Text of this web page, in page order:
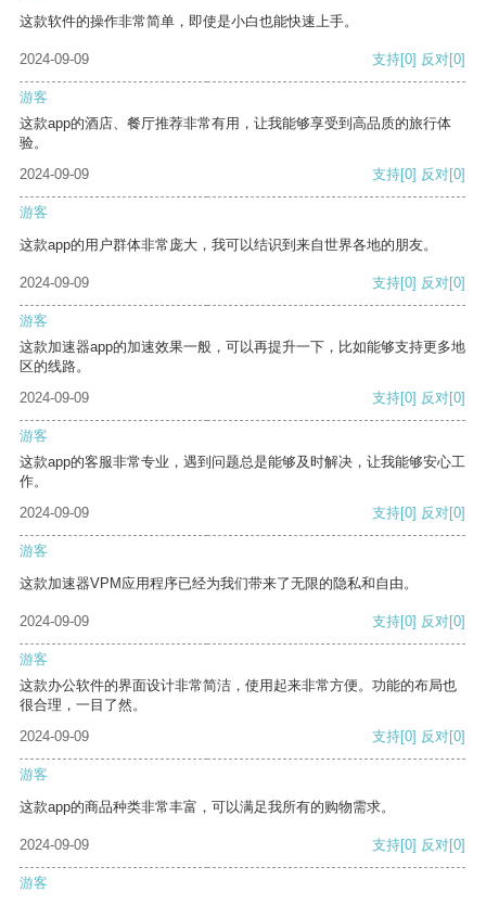
这款软件的操作非常简单，即使是小白也能快速上手。
2024-09-09 支持[0] 反对[0]
游客
这款app的酒店、餐厅推荐非常有用，让我能够享受到高品质的旅行体
验。
2024-09-09
支持[0] 反对[0]
游客
这款app的用户群体非常庞大，我可以结识到来自世界各地的朋友。
2024-09-09 支持[0] 反对[0]
游客
这款加速器app的加速效果一般，可以再提升一下，比如能够支持更多地
区的线路。
2024-09-09
支持[0] 反对[0]
游客
这款app的客服非常专业，遇到问题总是能够及时解决，让我能够安心工
作。
2024-09-09
支持[0] 反对[0]
游客
这款加速器VPM应用程序已经为我们带来了无限的隐私和自由。
2024-09-09 支持[0] 反对[0]
游客
这款办公软件的界面设计非常简洁，使用起来非常方便。功能的布局也
很合理，一目了然。
2024-09-09
支持[0] 反对[0]
游客
这款app的商品种类非常丰富，可以满足我所有的购物需求。
2024-09-09 支持[0] 反对[0]
游客